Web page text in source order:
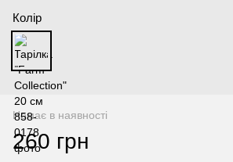
Колір
Немає в наявності
260 грн